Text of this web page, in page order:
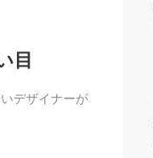
目
デザイナーが